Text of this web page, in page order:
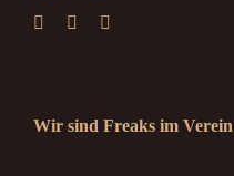
Wir sind Freaks im Verein